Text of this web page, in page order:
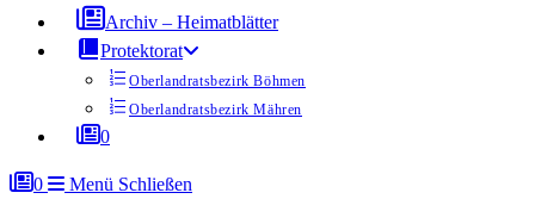
Archiv – Heimatblätter
Protektorat
Oberlandratsbezirk Böhmen
Oberlandratsbezirk Mähren
0
0 Menü Schließen